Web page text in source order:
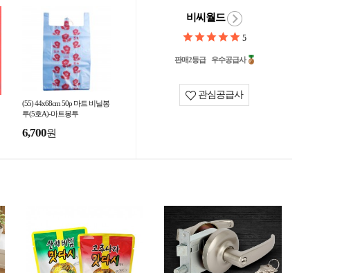
(55) 44x68cm 50p 마트 비닐봉
투(5호A)-마트봉투
6,700원
비씨월드
5
판매2등급 우수공급사
관심공급사